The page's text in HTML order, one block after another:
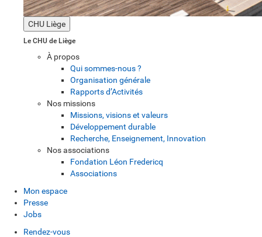
CHU Liège
Le CHU de Liège
À propos
Qui sommes-nous ?
Organisation générale
Rapports d’Activités
Nos missions
Missions, visions et valeurs
Développement durable
Recherche, Enseignement, Innovation
Nos associations
Fondation Léon Fredericq
Associations
Mon espace
Presse
Jobs
Rendez-vous